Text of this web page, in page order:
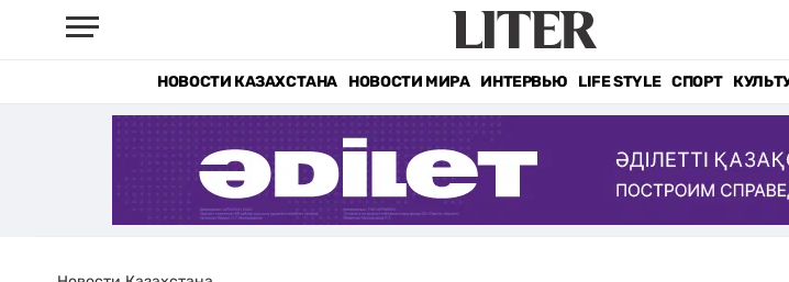
НОВОСТИ КАЗАХСТАНА НОВОСТИ МИРА ИНТЕРВЬЮ LIFE STYLE СПОРТ